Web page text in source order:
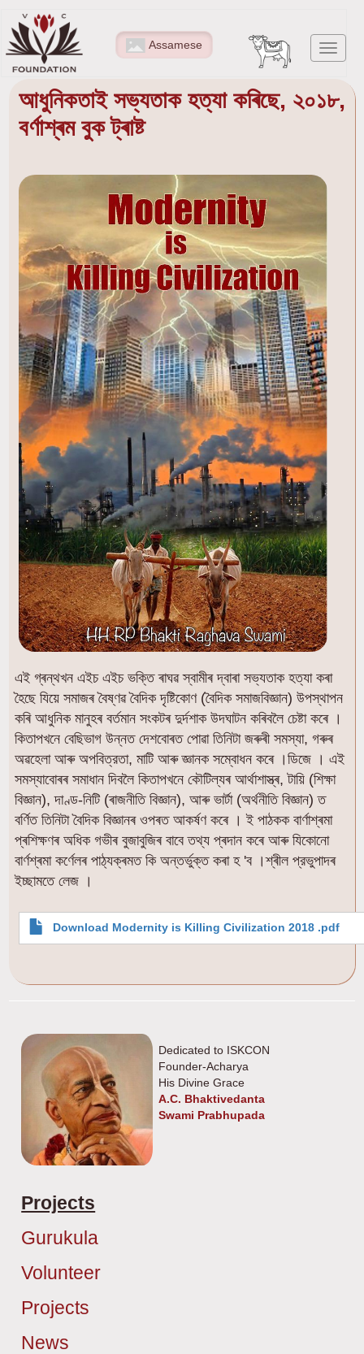
Skip
to
main
Assamese
আধুনিকতাই সভ্যতাক হত্যা কৰিছে, ২০১৮,
বৰ্ণাশ্ৰম বুক ট্ৰাষ্ট
Image
এই গ্ৰন্থখন এইচ এইচ ভক্তি ৰাঘৱ স্বামীৰ দ্বাৰা সভ্যতাক হত্যা কৰা
হৈছে যিয়ে সমাজৰ বৈষ্ণৱ বৈদিক দৃষ্টিকোণ (বৈদিক সমাজবিজ্ঞান) উপস্থাপন
কৰি আধুনিক মানুহৰ বৰ্তমান সংকটৰ দুর্দশাক উদঘাটন কৰিবলৈ চেষ্টা কৰে ।
কিতাপখনে বেছিভাগ উন্নত দেশবোৰত পোৱা তিনিটা জৰুৰী সমস্যা, গৰুৰ
অৱহেলা আৰু অপবিত্রতা, মাটি আৰু জ্ঞানক সম্বোধন কৰে ।ডিজে । এই
সমস্যাবোৰৰ সমাধান দিবলৈ কিতাপখনে কৌটিল্যৰ আৰ্থাশাস্ত্ৰ, টায়ি (শিক্ষা
বিজ্ঞান), দাণ্ড-নিটি (ৰাজনীতি বিজ্ঞান), আৰু ভাৰ্টা (অৰ্থনীতি বিজ্ঞান) ত
বৰ্ণিত তিনিটা বৈদিক বিজ্ঞানৰ ওপৰত আকৰ্ষণ কৰে । ই পাঠকক বাৰ্ণাশ্ৰমা
প্ৰশিক্ষণৰ অধিক গভীৰ বুজাবুজিৰ বাবে তথ্য প্ৰদান কৰে আৰু যিকোনো
বাৰ্ণশ্ৰমা কৰ্ণেলৰ পাঠ্যক্ৰমত কি অন্তৰ্ভুক্ত কৰা হ 'ব ।শ্ৰীল প্রভুপাদৰ
ইচ্ছামতে লেজ ।
Download Modernity is Killing Civilization 2018 .pdf
Dedicated to ISKCON
Founder-Acharya
His Divine Grace
A.C. Bhaktivedanta
Swami Prabhupada
Projects
Gurukula
Volunteer
Projects
News